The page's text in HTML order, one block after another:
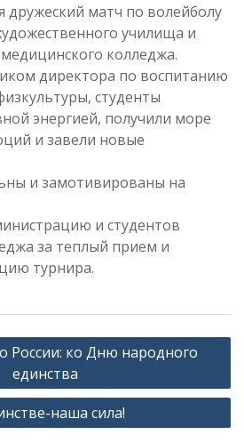
дружеский матч по волейболу
училища и
колледжа.
директора по воспитанию
студенты
энергией, получили море
и завели новые
и замотивированы на
и студентов
за теплый прием и
турнира.
России: ко Дню народного
единства
наша сила!